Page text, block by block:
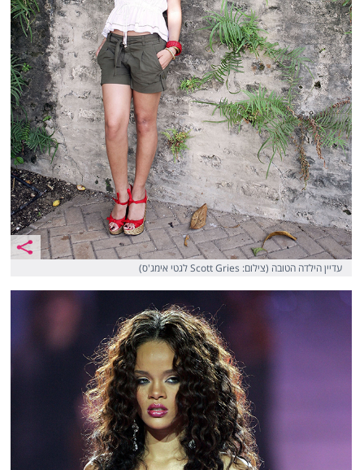
עדיין הילדה הטובה (צילום: Scott Gries לגטי אימג'ס)